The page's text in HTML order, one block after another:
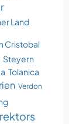
Land
Cristobal
Steyern
Tolanica
Verdon